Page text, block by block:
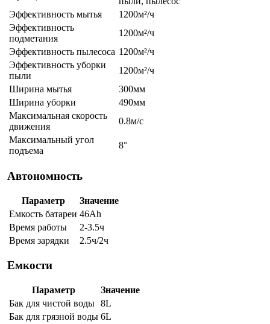
Эффективность мытья
1200м²/ч
Эффективность
подметания
1200м²/ч
Эффективность пылесоса 1200м²/ч
Эффективность уборки
пыли
1200м²/ч
Ширина мытья
300мм
Ширина уборки
490мм
Максимальная скорость
движения
0.8м/с
Максимальный угол
подъема
8°
Автономность
Параметр
Значение
Емкость батареи 46Ah
Время работы
2-3.5ч
Время зарядки
2.5ч/2ч
Емкости
Параметр
Значение
Бак для чистой воды 8L
Бак для грязной воды 6L